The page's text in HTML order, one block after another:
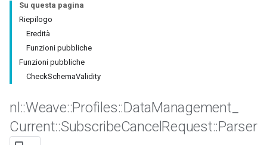
Su questa pagina
Riepilogo
Eredità
Funzioni pubbliche
Funzioni pubbliche
CheckSchemaValidity
nl ::Weave::Profiles::DataManagement
Current::SubscribeCancel Request::Parser